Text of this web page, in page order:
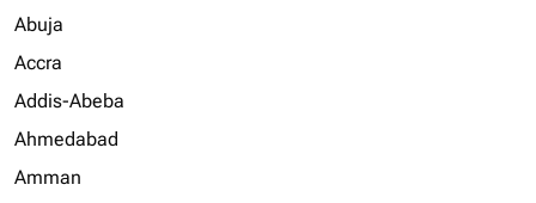
Abuja
Accra
Addis-Abeba
Ahmedabad
Amman